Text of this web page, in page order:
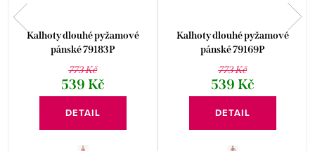
Kalhoty dlouhé pyžamové
pánské 79183P
773 Kč
539 Kč
DETAIL
Kalhoty dlouhé pyžamové
pánské 79169P
773 Kč
539 Kč
DETAIL